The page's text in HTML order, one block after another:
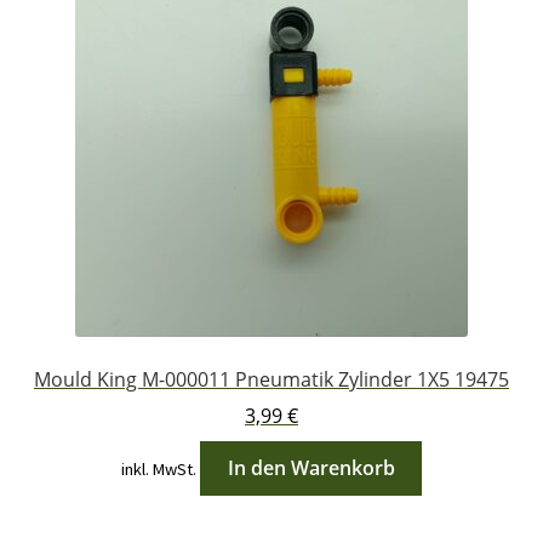
Mould King M-000011 Pneumatik Zylinder 1X5 19475
3,99€
inkl. MwSt. In den Warenkorb